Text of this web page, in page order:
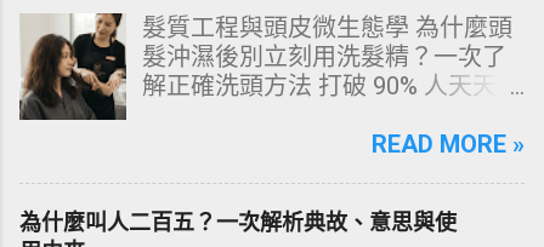
源性變色的自我檢視 四、 5大專業
牙醫美白療程評估與比較 五、 避坑
指南：破除3大網路美白偏方迷思
理策略 一、 牙齒顏色的生物學本
何泛黃，首先必須釐清牙齒的硬組
織構造。牙齒最外層是由高度鈣化
髮質工程與頭皮微生態學 為什麼頭
髮沖濕後別立刻用洗髮精？一次了
解正確洗頭方法 打破 90% 人天天在
構化思維，拆解頭皮清潔的物理與
康髮質。 💡 理性思維考題：你是否
天天洗頭，頭皮卻依然半天就出
READ MORE »
為什麼叫人二百五？一次解析典故、意思與使